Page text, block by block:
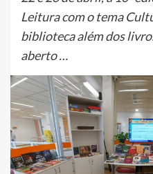
Leitura com o tema
biblioteca além dos
aberto …